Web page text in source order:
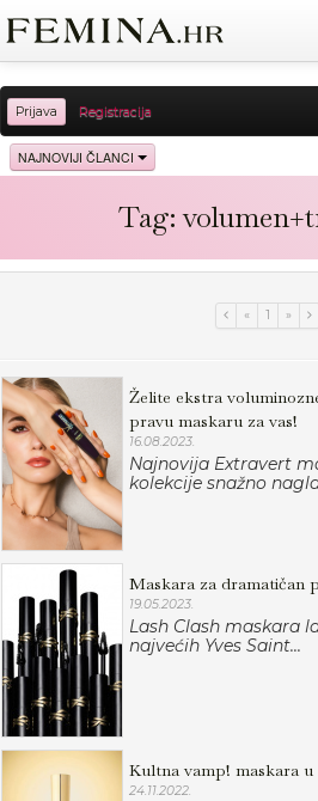
Prijava Registracija
Sreća
Ljubav
NAJNOVIJI ČLANCI
Tag:
« 1 »
Želite ekstra
pravu maskaru za vas!
16.08.2023.
Najnovija Extravert
kolekcije snažno
Maskara za dramatičan
19.05.2023.
Lash Clash maskara
najvećih Yves Saint...
Kultna vamp! maskara
24.11.2022.